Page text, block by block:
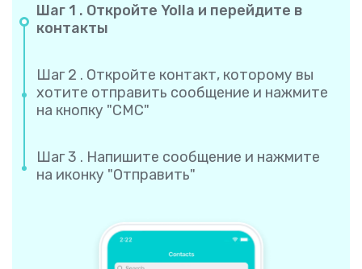
Шаг 1 . Откройте Yolla и перейдите в
контакты
Шаг 2 . Откройте контакт, которому вы
хотите отправить сообщение и нажмите
на кнопку "СМС"
Шаг 3 . Напишите сообщение и нажмите
на иконку "Отправить"